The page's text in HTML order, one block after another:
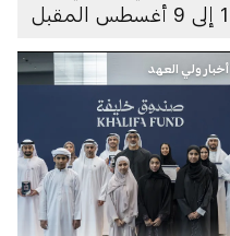
1 إلى 9 أغسطس المقبل
أخبار ولي العهد